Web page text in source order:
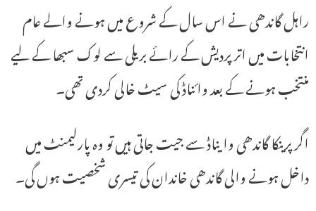
راہل گاندھی نے اس سال کے شروع میں ہونے والے عام
انتخابات میں اتر پردیش کے رائے بریلی سے لوک سبھا کے لیے
منتخب ہونے کے بعد وائناڈ کی سیٹ خالی کردی تھی۔
اگر پرینکا گاندھی وایناڈ سے جیت جاتی ہیں تو وہ پارلیمنٹ میں
داخل ہونے والی گاندھی خاندان کی تیسری شخصیت ہوں گی۔